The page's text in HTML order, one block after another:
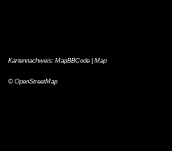
Kartennachweis: MapBBCode| Map
© OpenStreetMap